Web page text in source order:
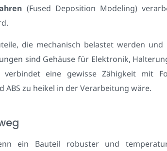
(Fused Deposition Modeling)
die mechanisch belastet werden
sind Gehäuse für Elektronik,
verbindet eine gewisse Zähigkeit mit
ABS zu heikel in der Verarbeitung wäre.
ein Bauteil robuster und